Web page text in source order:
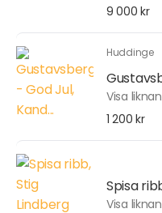
9 000 kr
Huddinge
Visa
1 200 kr
Spisa
Visa